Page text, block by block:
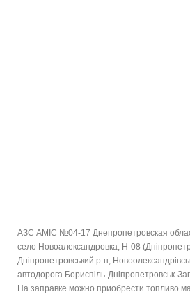
АЗС AMIC №04-17 Днепропетровская
село Новоалександровка, Н-08
Дніпропетровський р-н,
автодорога Бориспіль-Дніпропетровськ-
На заправке можно приобрести топливо